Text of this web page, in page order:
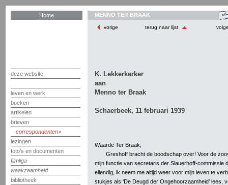
Home
deze website
leven en werk
boeken
artikelen
brieven
correspondenten
lezingen
foto's en documenten
filmliga
waakzaamheid
bibliotheek
MENNO TER BRAAK
vorige terug naar lijst
K. Lekkerkerker
aan
Menno ter Braak
Schaerbeek, 11 februari 1939
Waarde Ter Braak,
Greshoff bracht de boodschap over! Voor de
mijn functie van secretaris der Slauerhoff-commissie
ellendig, ik neem me altijd weer voor mijn leven te
stukjes als ‘De Deugd der Ongehoorzaamheid’ lees,